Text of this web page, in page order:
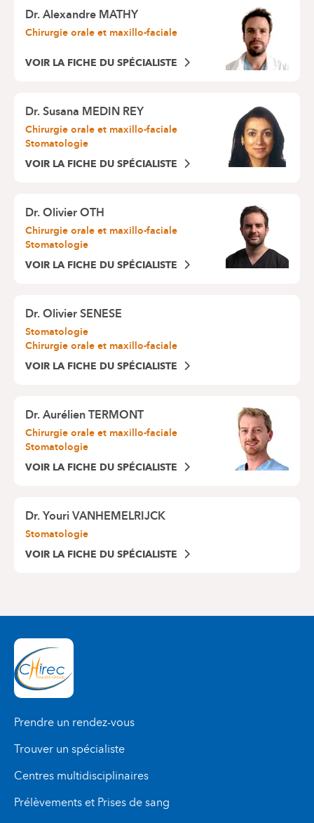
Dr.Alexandre MATHY
Chirurgie orale et maxillo-faciale
VOIR LA FICHE DU SPÉCIALISTE
Dr.Susana MEDIN REY
Chirurgie orale et maxillo-faciale
Stomatologie
VOIR LA FICHE DU SPÉCIALISTE
Dr.Olivier OTH
Chirurgie orale et maxillo-faciale
Stomatologie
VOIR LA FICHE DU SPÉCIALISTE
Dr.Olivier SENESE
Stomatologie
Chirurgie orale et maxillo-faciale
VOIR LA FICHE DU SPÉCIALISTE
Dr.Aurélien TERMONT
Chirurgie orale et maxillo-faciale
Stomatologie
VOIR LA FICHE DU SPÉCIALISTE
Dr.Youri VANHEMELRIJCK
Stomatologie
VOIR LA FICHE DU SPÉCIALISTE
Prendre un rendez-vous
Trouver un spécialiste
Centres multidisciplinaires
Prélèvements et Prises de sang